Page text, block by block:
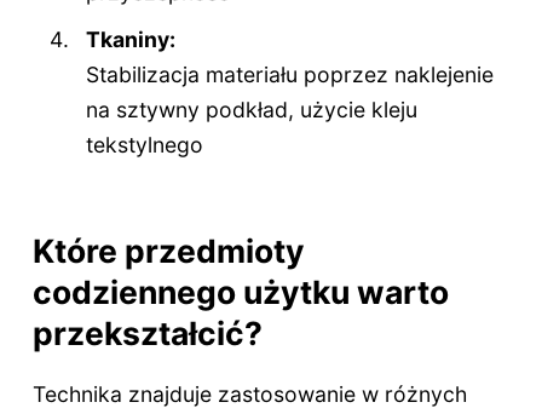
Tkaniny:
Stabilizacja materiału poprzez naklejenie
na sztywny podkład, użycie kleju
tekstylnego
Które przedmioty
codziennego użytku warto
przekształcić?
Technika znajduje zastosowanie w różnych